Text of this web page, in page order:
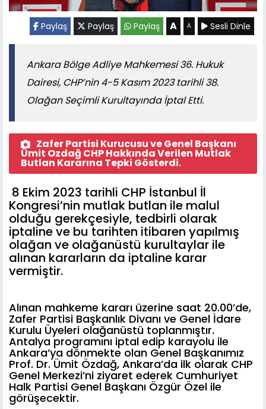
Paylaş Paylaş Paylaş A A Sesli Dinle
Ankara Bölge Adliye Mahkemesi 36. Hukuk
Dairesi, CHP’nin 4-5 Kasım 2023 tarihli 38.
Olağan Seçimli Kurultayında İptal Etti.
Zafer Partisi Kurucusu ve Genel Başkanı
Ümit Ozdağ CHP Hakkında Verilen Mutlak
Butlan Kararına Tepki Gösterdi.
8 Ekim 2023 tarihli CHP İstanbul İl
Kongresi’nin mutlak butlan ile malul
olduğu gerekçesiyle, tedbirli olarak
iptaline ve bu tarihten itibaren yapılmış
olağan ve olağanüstü kurultaylar ile
alınan kararların da iptaline karar
vermiştir.
Alınan mahkeme kararı üzerine saat 20.00’de,
Zafer Partisi Başkanlık Divanı ve Genel İdare
Kurulu Üyeleri olağanüstü toplanmıştır.
Antalya programını iptal edip karayolu ile
Ankara’ya dönmekte olan Genel Başkanımız
Prof. Dr. Ümit Özdağ, Ankara’da ilk olarak CHP
Genel Merkezi’ni ziyaret ederek Cumhuriyet
Halk Partisi Genel Başkanı Özgür Özel ile
görüşecektir.